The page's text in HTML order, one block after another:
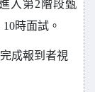
入第2階段甄
時面試。
成報到者視